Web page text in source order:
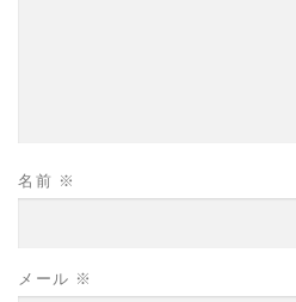
名前 ※
メール ※